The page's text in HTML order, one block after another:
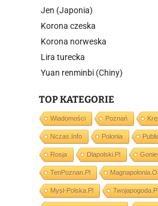
Jen (Japonia)
Korona czeska
Korona norweska
Lira turecka
Yuan renminbi (Chiny)
TOP KATEGORIE
Wiadomości Poznań
Nczas.info Polonia
Rosja Dlapolski.pl
TenPoznan.pl
Mysl-Polska.pl Twojapogoda.pl